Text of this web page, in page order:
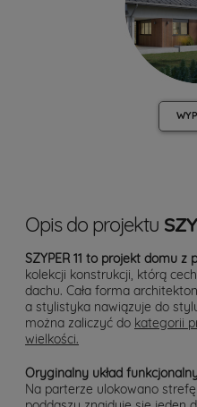
Opis do projektu
SZYPER 11 to projekt domu z
kolekcji konstrukcji, którą
dachu. Cała forma
a stylistyka nawiązuje do
można zaliczyć do kategorii
wielkości.
Oryginalny układ
Na parterze ulokowano